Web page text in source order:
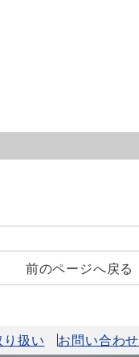
前のページへ戻る
扱い お問い合わせ